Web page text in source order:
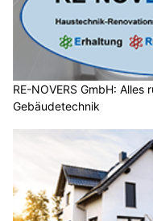
RE-NOVERS GmbH:
Gebäudetechnik